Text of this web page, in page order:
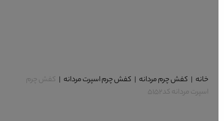
خانه | کفش چرم مردانه| کفش چرم اسپرت مردانه| کفش چرم
اسپرت مردانه کد5152